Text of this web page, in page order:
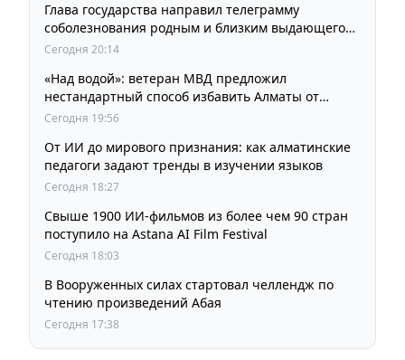
Глава государства направил телеграмму
соболезнования родным и близким выдающегося
кинорежиссера Ардака Амиркулова
Сегодня 20:14
«Над водой»: ветеран МВД предложил
нестандартный способ избавить Алматы от
пробок и смога
Сегодня 19:56
От ИИ до мирового признания: как алматинские
педагоги задают тренды в изучении языков
Сегодня 18:27
Свыше 1900 ИИ-фильмов из более чем 90 стран
поступило на Astana AI Film Festival
Сегодня 18:03
В Вооруженных силах стартовал челлендж по
чтению произведений Абая
Сегодня 17:38